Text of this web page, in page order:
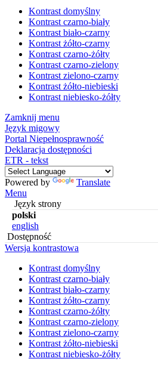
Kontrast domyślny
Kontrast czarno-biały
Kontrast biało-czarny
Kontrast żółto-czarny
Kontrast czarno-żółty
Kontrast czarno-zielony
Kontrast zielono-czarny
Kontrast żółto-niebieski
Kontrast niebiesko-żółty
Zamknij menu
Język migowy
Portal Niepełnosprawność
Deklaracja dostępności
ETR - tekst
Powered by
Translate
Menu
Język strony
polski
english
Dostępność
Wersja kontrastowa
Kontrast domyślny
Kontrast czarno-biały
Kontrast biało-czarny
Kontrast żółto-czarny
Kontrast czarno-żółty
Kontrast czarno-zielony
Kontrast zielono-czarny
Kontrast żółto-niebieski
Kontrast niebiesko-żółty